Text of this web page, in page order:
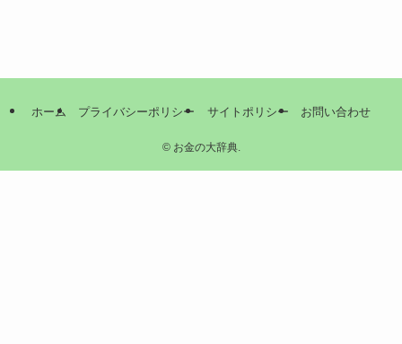
ホーム プライバシーポリシー サイトポリシー お問い合わせ
©お金の大辞典.